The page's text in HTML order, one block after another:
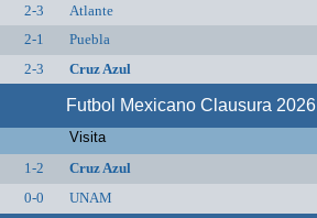
2-3 Atlante
2-1 Puebla
2-3 Cruz Azul
Futbol Mexicano Clausura 2026
Visita
1-2 Cruz Azul
0-0 UNAM